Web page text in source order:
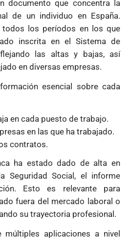
documento que concentra la
de un individuo en España.
todos los períodos en los que
inscrita en el Sistema de
las altas y bajas, así
en diversas empresas.
esencial sobre cada
en cada puesto de trabajo.
en las que ha trabajado.
contratos.
ha estado dado de alta en
Seguridad Social, el informe
Esto es relevante para
fuera del mercado laboral o
su trayectoria profesional.
múltiples aplicaciones a nivel